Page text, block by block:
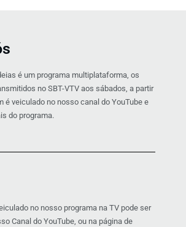
é um programa multiplataforma, os
no SBT-VTV aos sábados, a partir
é veiculado no nosso canal do YouTube e
do programa.
no nosso programa na TV pode ser
Canal do YouTube, ou na página de